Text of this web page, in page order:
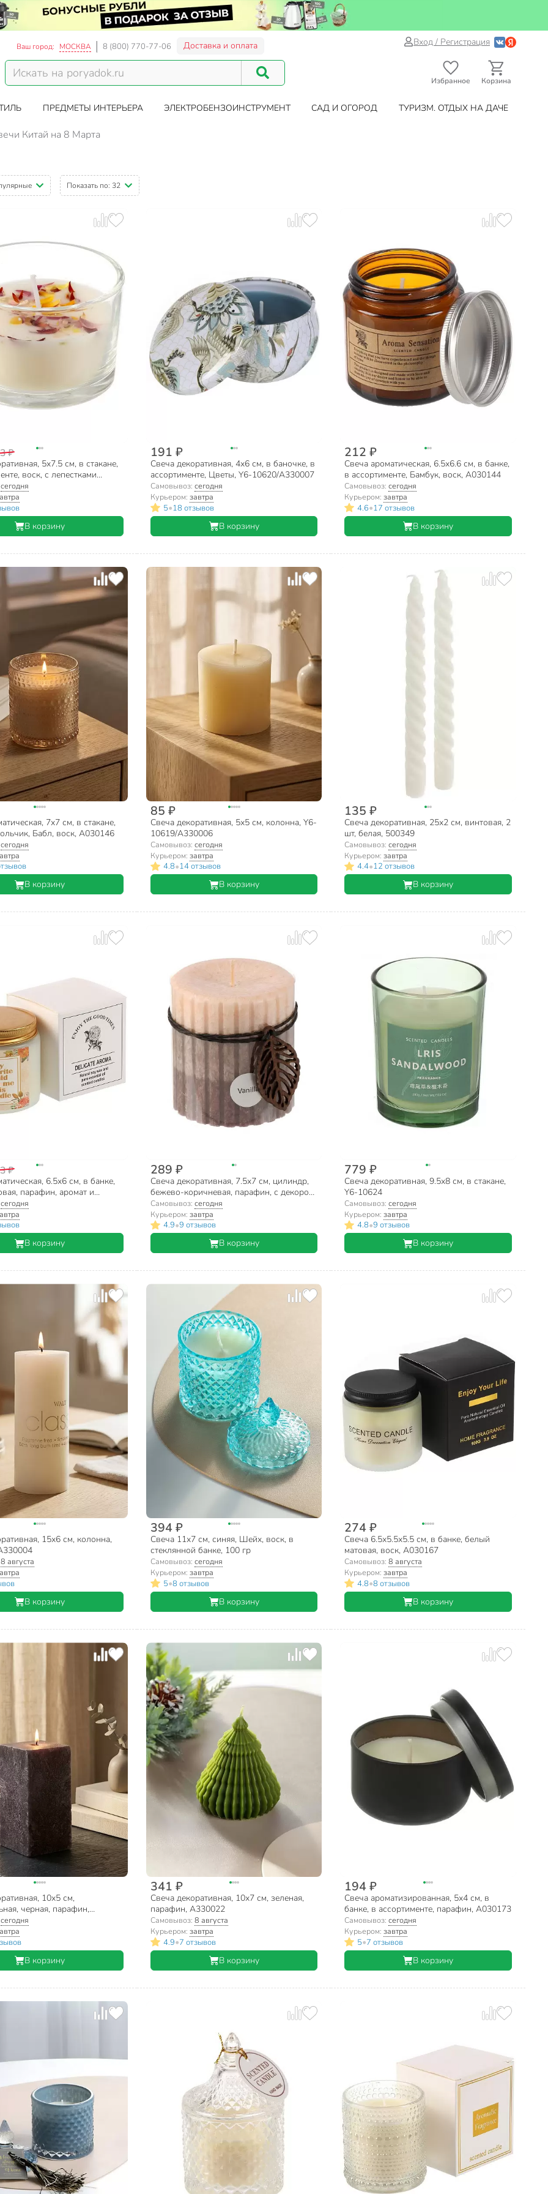
Ваш город: МОСКВА 8 (800) 770-77-06 Доставка и оплата Вход / Регистрация
Избранное Корзина
ПРЕДМЕТЫ ИНТЕРЬЕРА ЭЛЕКТРОБЕНЗОИНСТРУМЕНТ САД И ОГОРОД ТУРИЗМ. ОТДЫХ НА ДАЧЕ
Китай на 8 Марта
Показать по: 32
₽
5х7.5 см, в стакане,
воск, с лепестками
сегодня
В корзину
191 ₽
Свеча декоративная, 4х6 см, в баночке, в
ассортименте, Цветы, Y6-10620/A330007
Самовывоз: сегодня
Курьером: завтра
5•18 отзывов
В корзину
212 ₽
Свеча ароматическая, 6.5х6.6 см, в банке,
в ассортименте, Бамбук, воск, А030144
Самовывоз:сегодня
Курьером:завтра
4.6•17 отзывов
В корзину
7х7 см, в стакане,
Бабл, воск, А030146
сегодня
В корзину
85 ₽
Свеча декоративная, 5х5 см, колонна, Y6-
10619/A330006
Самовывоз: сегодня
Курьером: завтра
4.8•14 отзывов
В корзину
135 ₽
Свеча декоративная, 25х2 см, винтовая, 2
шт, белая, 500349
Самовывоз:сегодня
Курьером:завтра
4.4•12 отзывов
В корзину
₽
6.5х6 см, в банке,
парафин, аромат и
А030149
сегодня
В корзину
289 ₽
Свеча декоративная, 7.5х7 см, цилиндр,
бежево-коричневая, парафин, с декором,
А030172
Самовывоз: сегодня
Курьером: завтра
4.9•9 отзывов
В корзину
779 ₽
Свеча декоративная, 9.5х8 см, в стакане,
Y6-10624
Самовывоз:сегодня
Курьером:завтра
4.8•9 отзывов
В корзину
15х6 см, колонна,
8 августа
В корзину
394 ₽
Свеча 11х7 см, синяя, Шейх, воск, в
стеклянной банке, 100 гр
Самовывоз: сегодня
Курьером: завтра
5•8 отзывов
В корзину
274 ₽
Свеча 6.5х5.5х5.5 см, в банке, белый
матовая, воск, А030167
Самовывоз:8 августа
Курьером:завтра
4.8•8 отзывов
В корзину
10х5 см,
черная, парафин,
сегодня
В корзину
341 ₽
Свеча декоративная, 10х7 см, зеленая,
парафин, A330022
Самовывоз: 8 августа
Курьером: завтра
4.9•7 отзывов
В корзину
194 ₽
Свеча ароматизированная, 5х4 см, в
банке, в ассортименте, парафин, A030173
Самовывоз:сегодня
Курьером:завтра
5•7 отзывов
В корзину